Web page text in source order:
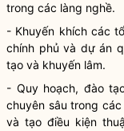
trong các làng nghề.
- Khuyến khích các
chính phủ và dự án
tạo và khuyến lâm.
- Quy hoạch, đào
chuyên sâu trong
và tạo điều kiện